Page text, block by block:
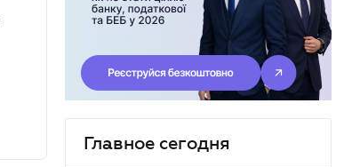
Главное сегодня